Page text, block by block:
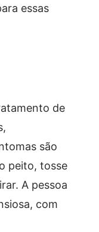
essas
de
são
peito, tosse
A pessoa
com